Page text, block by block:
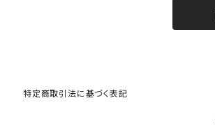
特定商取引法に基づく表記